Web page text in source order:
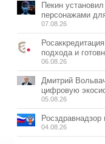
Пекин
персонажами
07.08.26
подхода и
06.08.26
Дмитрий
цифровую
05.08.26
Росздравнадзор
04.08.26